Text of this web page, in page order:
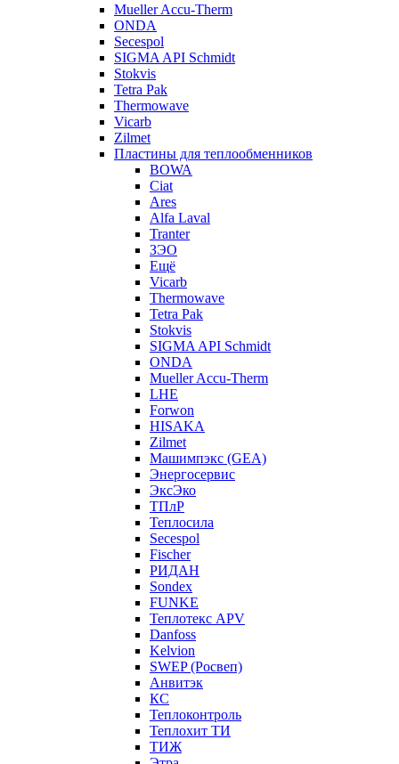
Mueller Accu-Therm
ONDA
Secespol
SIGMA API Schmidt
Stokvis
Tetra Pak
Thermowave
Vicarb
Zilmet
Пластины для теплообменников
BOWA
Ciat
Ares
Alfa Laval
Tranter
ЗЭО
Ещё
Vicarb
Thermowave
Tetra Pak
Stokvis
SIGMA API Schmidt
ONDA
Mueller Accu-Therm
LHE
Forwon
HISAKA
Zilmet
Машимпэкс (GEA)
Энергосервис
ЭксЭко
ТПлР
Теплосила
Secespol
Fischer
РИДАН
Sondex
FUNKE
Теплотекс APV
Danfoss
Kelvion
SWEP (Росвеп)
Анвитэк
КС
Теплоконтроль
Теплохит ТИ
ТИЖ